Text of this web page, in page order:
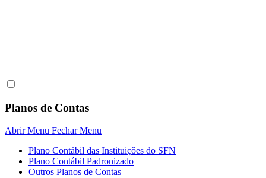
Planos de Contas
Abrir Menu Fechar Menu
Plano Contábil das Instituiçôes do SFN
Plano Contábil Padronizado
Outros Planos de Contas